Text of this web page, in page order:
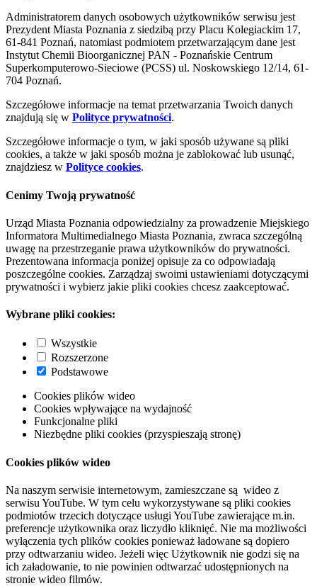
Administratorem danych osobowych użytkowników serwisu jest
Prezydent Miasta Poznania z siedzibą przy Placu Kolegiackim 17,
61-841 Poznań, natomiast podmiotem przetwarzającym dane jest
Instytut Chemii Bioorganicznej PAN - Poznańskie Centrum
Superkomputerowo-Sieciowe (PCSS) ul. Noskowskiego 12/14, 61-
704 Poznań.
Szczegółowe informacje na temat przetwarzania Twoich danych
znajdują się w Polityce prywatności.
Szczegółowe informacje o tym, w jaki sposób używane są pliki
cookies, a także w jaki sposób można je zablokować lub usunąć,
znajdziesz w Polityce cookies.
Cenimy Twoją prywatność
Urząd Miasta Poznania odpowiedzialny za prowadzenie Miejskiego
Informatora Multimedialnego Miasta Poznania, zwraca szczególną
uwagę na przestrzeganie prawa użytkowników do prywatności.
Prezentowana informacja poniżej opisuje za co odpowiadają
poszczególne cookies. Zarządzaj swoimi ustawieniami dotyczącymi
prywatności i wybierz jakie pliki cookies chcesz zaakceptować.
Wybrane pliki cookies:
Wszystkie
Rozszerzone
Podstawowe
Cookies plików wideo
Cookies wpływające na wydajność
Funkcjonalne pliki
Niezbędne pliki cookies (przyspieszają stronę)
Cookies plików wideo
Na naszym serwisie internetowym, zamieszczane są wideo z
serwisu YouTube. W tym celu wykorzystywane są pliki cookies
podmiotów trzecich dotyczące usługi YouTube zawierające m.in.
preferencje użytkownika oraz liczydło kliknięć. Nie ma możliwości
wyłączenia tych plików cookies ponieważ ładowane są dopiero
przy odtwarzaniu wideo. Jeżeli więc Użytkownik nie godzi się na
ich załadowanie, to nie powinien odtwarzać udostępnionych na
stronie wideo filmów.